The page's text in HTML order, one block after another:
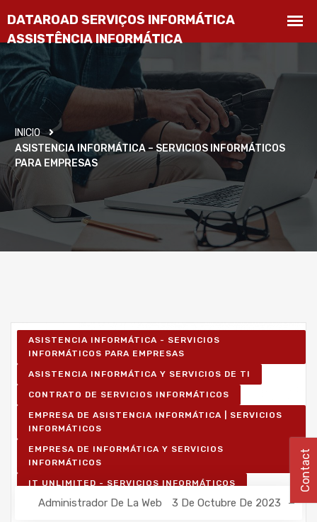
INICIO
ASISTENCIA INFORMÁTICA – SERVICIOS INFORMÁTICOS
PARA EMPRESAS
ASISTENCIA INFORMÁTICA - SERVICIOS
INFORMÁTICOS PARA EMPRESAS
ASISTENCIA INFORMÁTICA Y SERVICIOS DE TI
CONTRATO DE SERVICIOS INFORMÁTICOS
EMPRESA DE ASISTENCIA INFORMÁTICA | SERVICIOS
INFORMÁTICOS
EMPRESA DE INFORMÁTICA Y SERVICIOS
INFORMÁTICOS
IT UNLIMITED - SERVICIOS INFORMÁTICOS
SERVICIOS INFORMÁTICOS Y ASISTENCIA
Administrador De La Web 3 De Octubre De 2023
Contact